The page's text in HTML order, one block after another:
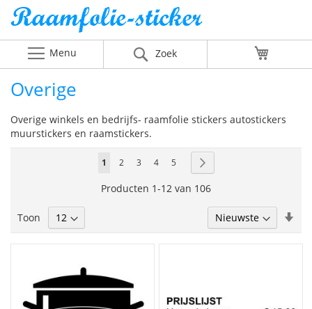
Menu Zoek
Overige
Overige winkels en bedrijfs- raamfolie stickers autostickers
muurstickers en raamstickers.
Pagina
U
lees
1 Pagina
2 Pagina
3 Pagina
4 Pagina
5
Producten 1-12 van 106
Toon